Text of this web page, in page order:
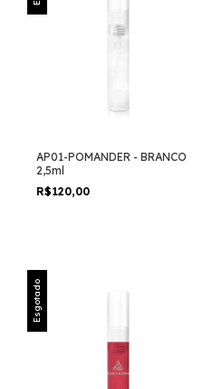
AP01-POMANDER - BRANCO
2,5ml
R$120,00
Esgotado